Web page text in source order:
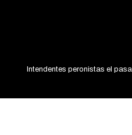
Intendentes peronistas el